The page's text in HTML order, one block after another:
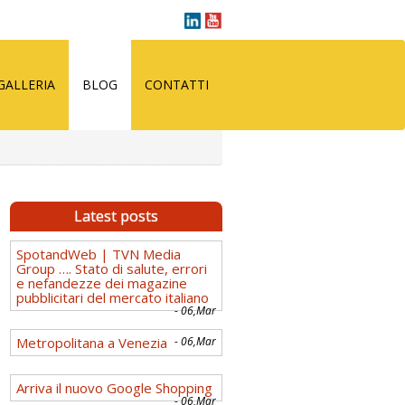
BLOG CONTATTI
Latest posts
SpotandWeb | TVN Media
Group …. Stato di salute, errori
e nefandezze dei magazine
pubblicitari del mercato italiano
- 06,Mar
Metropolitana a Venezia - 06,Mar
Arriva il nuovo Google Shopping
- 06,Mar